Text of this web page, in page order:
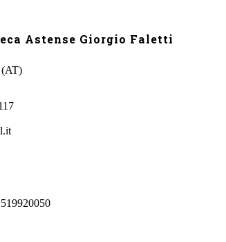
Astense Giorgio Faletti
(AT)